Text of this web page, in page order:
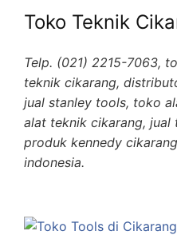
Toko Teknik
Telp. (021) 2215-7063,
teknik cikarang,
jual stanley tools, toko
alat teknik cikarang,
produk kennedy
indonesia.